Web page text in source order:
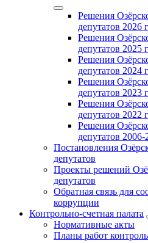
Решения
депутатов 2026
Решения
депутатов 2025
Решения
депутатов 2024
Решения
депутатов 2023
Решения
депутатов 2022
Решения
депутатов
Постановления
депутатов
Проекты решений
депутатов
Обратная связь для
коррупции
Контрольно-счетная палата
Нормативные акты
Планы работ